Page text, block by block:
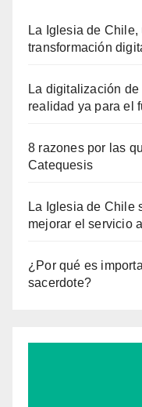
La Iglesia de
transformación
La digitalización
realidad ya para el
8 razones por las
Catequesis
La Iglesia de Chile
mejorar el servicio
¿Por qué es
sacerdote?